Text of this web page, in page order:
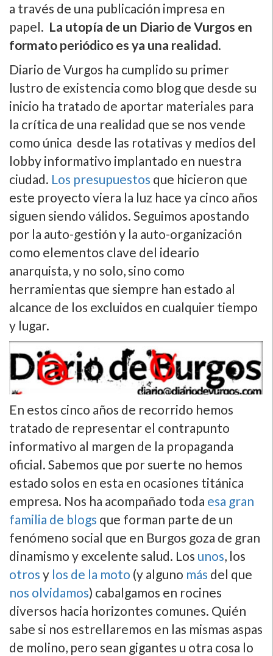
a través de una publicación impresa en
papel. La utopí­a de un Diario de Vurgos en
formato periódico es ya una realidad.
Diario de Vurgos ha cumplido su primer
lustro de existencia como blog que desde su
inicio ha tratado de aportar materiales para
la crí­tica de una realidad que se nos vende
como única desde las rotativas y medios del
lobby informativo implantado en nuestra
ciudad. Los presupuestos que hicieron que
este proyecto viera la luz hace ya cinco años
siguen siendo válidos. Seguimos apostando
por la auto-gestión y la auto-organización
como elementos clave del ideario
anarquista, y no solo, sino como
herramientas que siempre han estado al
alcance de los excluidos en cualquier tiempo
y lugar.
En estos cinco años de recorrido hemos
tratado de representar el contrapunto
informativo al margen de la propaganda
oficial. Sabemos que por suerte no hemos
estado solos en esta en ocasiones titánica
empresa. Nos ha acompañado toda esa gran
familia de blogs que forman parte de un
fenómeno social que en Burgos goza de gran
dinamismo y excelente salud. Los unos, los
otros y los de la moto (y alguno más del que
nos olvidamos) cabalgamos en rocines
diversos hacia horizontes comunes. Quién
sabe si nos estrellaremos en las mismas aspas
de molino, pero sean gigantes u otra cosa lo